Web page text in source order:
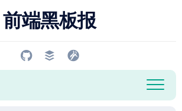
前端黑板报